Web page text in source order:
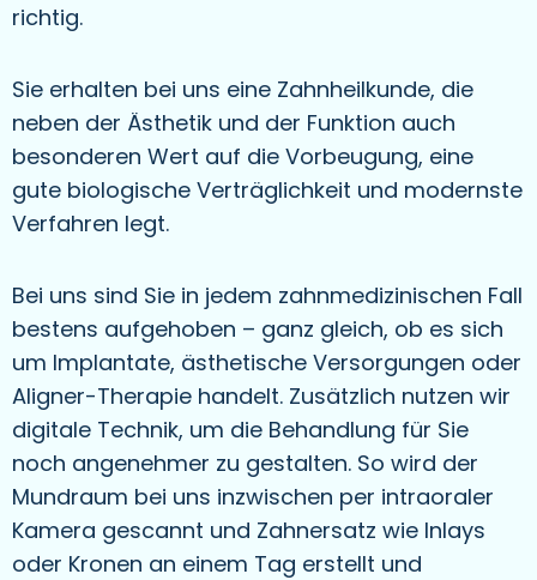
richtig.
Sie erhalten bei uns eine Zahnheilkunde, die
neben der Ästhetik und der Funktion auch
besonderen Wert auf die Vorbeugung, eine
gute biologische Verträglichkeit und modernste
Verfahren legt.
Bei uns sind Sie in jedem zahnmedizinischen Fall
bestens aufgehoben – ganz gleich, ob es sich
um Implantate, ästhetische Versorgungen oder
Aligner-Therapie handelt. Zusätzlich nutzen wir
digitale Technik, um die Behandlung für Sie
noch angenehmer zu gestalten. So wird der
Mundraum bei uns inzwischen per intraoraler
Kamera gescannt und Zahnersatz wie Inlays
oder Kronen an einem Tag erstellt und